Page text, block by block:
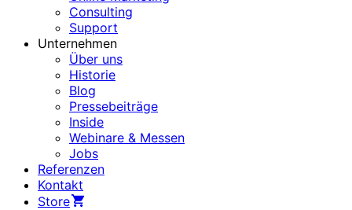
Consulting
Support
Unternehmen
Über uns
Historie
Blog
Pressebeiträge
Inside
Webinare & Messen
Jobs
Referenzen
Kontakt
Store